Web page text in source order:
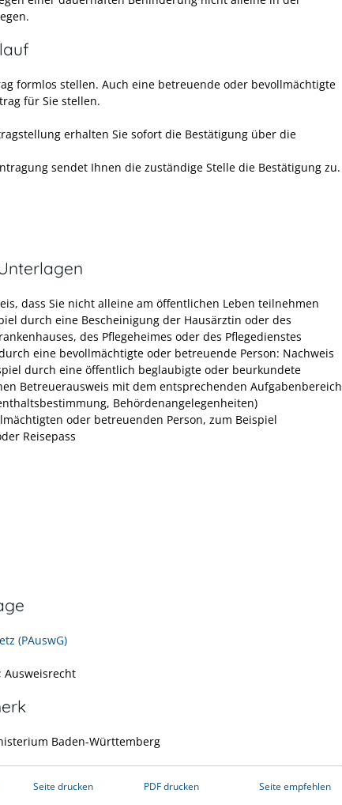
formlos stellen. Auch eine betreuende oder bevollmächtigte
für Sie stellen.
erhalten Sie sofort die Bestätigung über die
sendet Ihnen die zuständige Stelle die Bestätigung zu.
dass Sie nicht alleine am öffentlichen Leben teilnehmen
durch eine Bescheinigung der Hausärztin oder des
des Pflegeheimes oder des Pflegedienstes
eine bevollmächtigte oder betreuende Person: Nachweis
durch eine öffentlich beglaubigte oder beurkundete
Betreuerausweis mit dem entsprechenden Aufgabenbereich
Behördenangelegenheiten)
oder betreuenden Person, zum Beispiel
Reisepass
(PAuswG)
Ausweisrecht
Baden-Württemberg
Seite drucken PDF drucken Seite empfehlen